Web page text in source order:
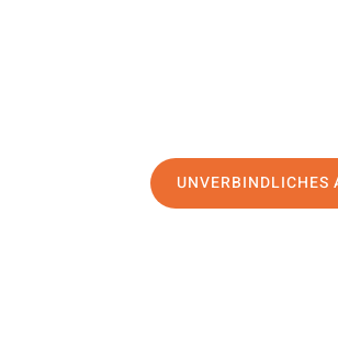
UNVERBINDLICHES